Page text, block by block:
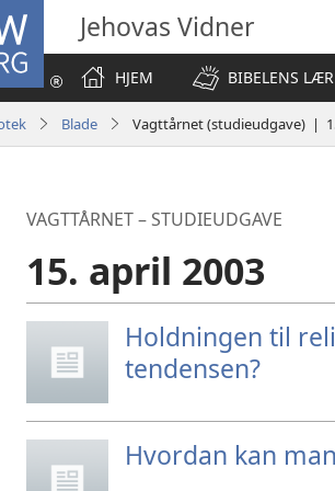
Jehovas Vidner
HJEM BIBELENS
Blade Vagttårnet (studieudgave) |
VAGTTÅRNET – STUDIEUDGAVE
15. april 2003
Holdningen til
tendensen?
Hvordan kan